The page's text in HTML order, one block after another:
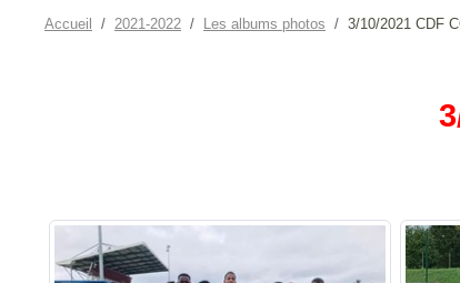
Accueil 2021-2022 Les albums photos 3/10/2021 CDF